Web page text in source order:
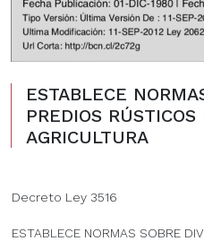
ESTABLECE
PREDIOS
AGRICULTURA
Decreto Ley 3516
ESTABLECE NORMAS SOBRE